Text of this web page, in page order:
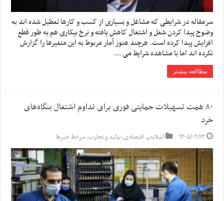
سرمقاله در شرایطی که مشاغل و بسیاری از کسب و کارها تعطیل شده اند به
وضوح پیدا کردن شغل و اشتغال کاهش یافته و نرخ بیکاری هم به طور قطع
افزایش پیدا کرده است. هرچند هنوز آمار مربوط به این متغیرها را گزارش
نکرده اند اما با مشاهده شرایط می …
مطالعه بیشتر
۸۰ همت تسهیلات حمایتی فوری برای تداوم اشتغال بنگاه‌های
خرد
۱۴۰۵/۰۲/۱۳ اسلایدر,اقتصادی,تولید و تجارت,سرخط خبرها